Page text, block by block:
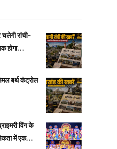
रांची-
होगा
बर्थ कंट्रोल
विंग के
में एकता